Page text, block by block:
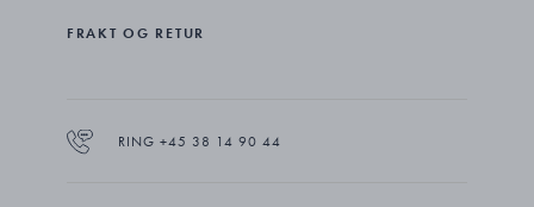
1900-tallet. Hans forståelse for funksjonalitet og eleganse
smaksoverføring. Lokket har en trykknapp som hindrer
FRAKT OG RETUR
RING +45 38 14 90 44